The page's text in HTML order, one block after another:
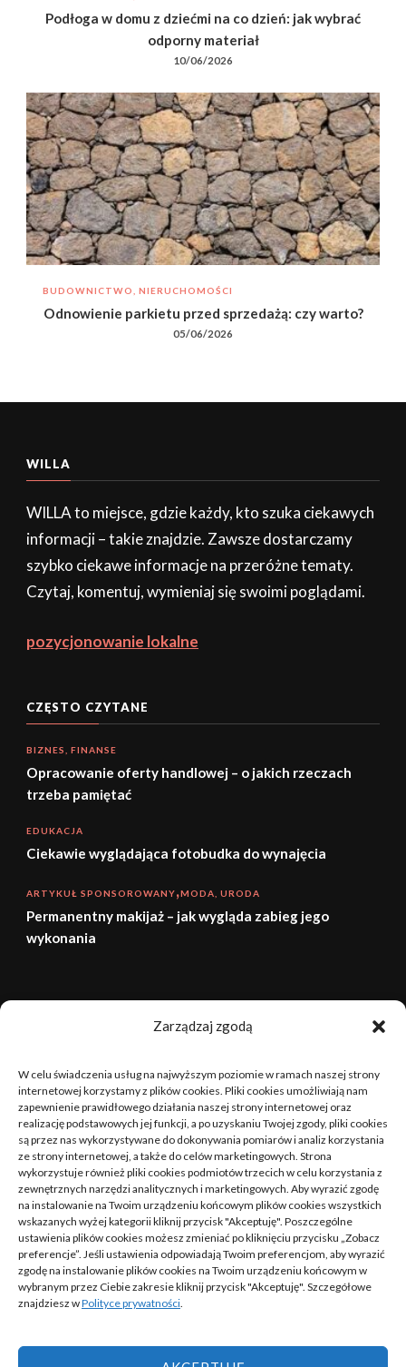
Zarządzaj zgodą
W celu świadczenia usług na najwyższym poziomie w ramach naszej strony
internetowej korzystamy z plików cookies. Pliki cookies umożliwiają nam
zapewnienie prawidłowego działania naszej strony internetowej oraz
realizację podstawowych jej funkcji, a po uzyskaniu Twojej zgody, pliki cookies
są przez nas wykorzystywane do dokonywania pomiarów i analiz korzystania
ze strony internetowej, a także do celów marketingowych. Strona
wykorzystuje również pliki cookies podmiotów trzecich w celu korzystania z
zewnętrznych narzędzi analitycznych i marketingowych. Aby wyrazić zgodę
na instalowanie na Twoim urządzeniu końcowym plików cookies wszystkich
wskazanych wyżej kategorii kliknij przycisk "Akceptuję". Poszczególne
ustawienia plików cookies możesz zmieniać po kliknięciu przycisku „Zobacz
preferencje”. Jeśli ustawienia odpowiadają Twoim preferencjom, aby wyrazić
zgodę na instalowanie plików cookies na Twoim urządzeniu końcowym w
wybranym przez Ciebie zakresie kliknij przycisk "Akceptuję". Szczegółowe
znajdziesz wPolityce prywatności.
Podłoga w domu z dziećmi na co dzień: jak wybrać
odporny materiał
10/06/2026
BUDOWNICTWO, NIERUCHOMOŚCI
Odnowienie parkietu przed sprzedażą: czy warto?
05/06/2026
WILLA
WILLA to miejsce, gdzie każdy, kto szuka ciekawych
informacji – takie znajdzie. Zawsze dostarczamy
szybko ciekawe informacje na przeróżne tematy.
Czytaj, komentuj, wymieniaj się swoimi poglądami.
pozycjonowanie lokalne
CZĘSTO CZYTANE
BIZNES, FINANSE
Opracowanie oferty handlowej – o jakich rzeczach
trzeba pamiętać
EDUKACJA
Ciekawie wyglądająca fotobudka do wynajęcia
ARTYKUŁ SPONSOROWANY MODA, URODA
Permanentny makijaż – jak wygląda zabieg jego
wykonania
3 4 5 6 7 8 9
10 11 12 13 14 15 16
17 18 19 20 21 22 23
24 25 26 27 28 29 30
31
« cze